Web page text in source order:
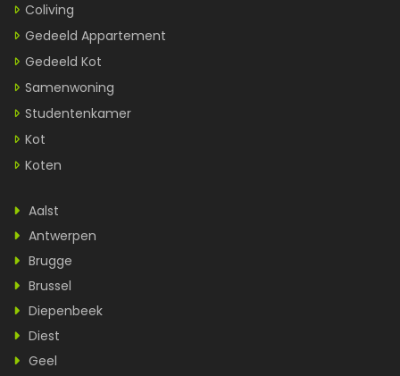
Coliving
Gedeeld Appartement
Gedeeld Kot
Samenwoning
Studentenkamer
Kot
Koten
Aalst
Antwerpen
Brugge
Brussel
Diepenbeek
Diest
Geel